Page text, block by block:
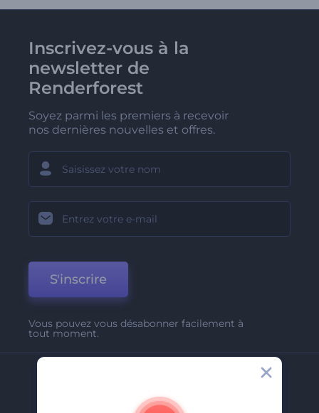
Inscrivez-vous à la
newsletter de
Renderforest
Soyez parmi les premiers à recevoir
nos dernières nouvelles et offres.
S'inscrire
Vous pouvez vous désabonner facilement à
tout moment.
A Propos De Nous